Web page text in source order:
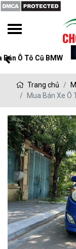
Mua Bán
Trang chủ
Mua Bán Xe Ô